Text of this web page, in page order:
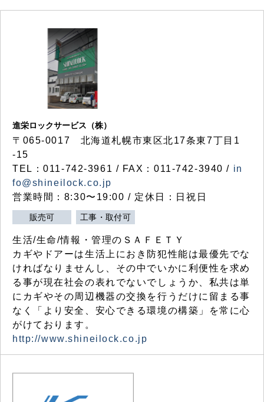
進栄ロックサービス（株）
〒065-0017 北海道札幌市東区北17条東7丁目1
-15
TEL：011-742-3961 / FAX：011-742-3940 / in
fo@shineilock.co.jp
営業時間：8:30〜19:00 / 定休日：日祝日
販売可 工事・取付可
生活/生命/情報・管理のＳＡＦＥＴＹ
カギやドアーは生活上におき防犯性能は最優先でな
ければなりませんし、その中でいかに利便性を求め
る事が現在社会の表れでないでしょうか、私共は単
にカギやその周辺機器の交換を行うだけに留まる事
なく「より安全、安心できる環境の構築」を常に心
がけております。
http://www.shineilock.co.jp